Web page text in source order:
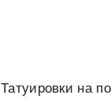
Татуировки на